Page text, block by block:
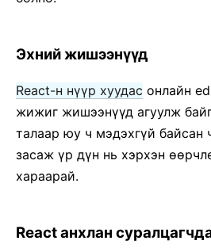
Эхний жишээнүүд
React-н нүүр хуудас онлайн
жижиг жишээнүүд агуулж
талаар юу ч мэдэхгүй байсан
засаж үр дүн нь хэрхэн
хараарай.
React анхлан
AJAX and APIs
Функцуудыг компонентруу
Компонентын төлөв
Загварчлах болон CSS
Файлын бүтэц
Хувилбарын удирдамж